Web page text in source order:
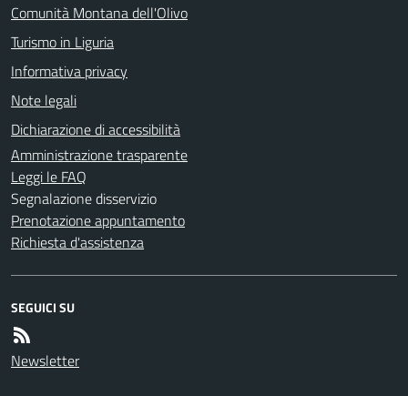
Comunità Montana dell'Olivo
Turismo in Liguria
Informativa privacy
Note legali
Dichiarazione di accessibilità
Amministrazione trasparente
Leggi le FAQ
Segnalazione disservizio
Prenotazione appuntamento
Richiesta d'assistenza
SEGUICI SU
Newsletter